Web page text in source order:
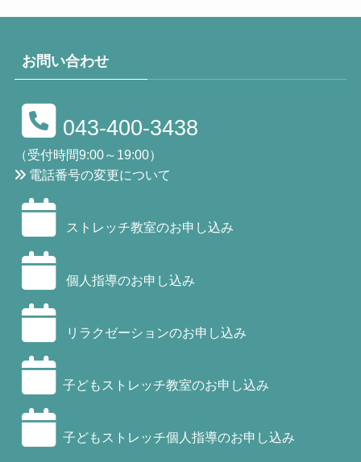
お問い合わせ
043-400-3438
（受付時間9:00～19:00）
電話番号の変更について
ストレッチ教室のお申し込み
個人指導のお申し込み
リラクゼーションのお申し込み
子どもストレッチ教室のお申し込み
子どもストレッチ個人指導のお申し込み